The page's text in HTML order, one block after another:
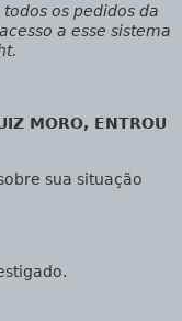
os pedidos da
a esse sistema
MORO, ENTROU
sua situação